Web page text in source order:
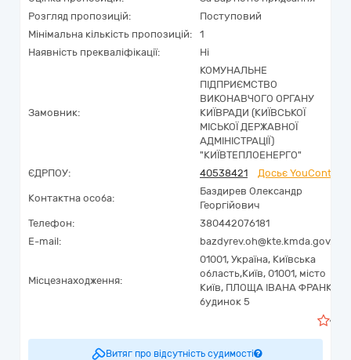
Розгляд пропозицій:
Поступовий
Мінімальна кількість пропозицій:
1
Наявність прекваліфікації:
Ні
Замовник:
КОМУНАЛЬНЕ
ПІДПРИЄМСТВО
ВИКОНАВЧОГО ОРГАНУ
КИЇВРАДИ (КИЇВСЬКОЇ
МІСЬКОЇ ДЕРЖАВНОЇ
АДМІНІСТРАЦІЇ)
"КИЇВТЕПЛОЕНЕРГО"
ЄДРПОУ:
40538421 Досьє YouControl
Контактна особа:
Баздирев Олександр
Георгійович
Телефон:
380442076181
E-mail:
bazdyrev.oh@kte.kmda.gov.ua
Місцезнаходження:
01001, Україна, Київська
область,Київ, 01001, місто
Київ, ПЛОЩА ІВАНА ФРАНКА,
будинок 5
Витяг про відсутність судимості